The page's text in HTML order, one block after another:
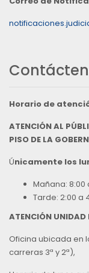
Horario de
ATENCIÓN AL
PISO DE LA
Únicamente los
Mañana: 8:00
Tarde: 2:00 a
ATENCIÓN UNIDAD
Oficina ubicada en
carreras 3ª y 2ª),